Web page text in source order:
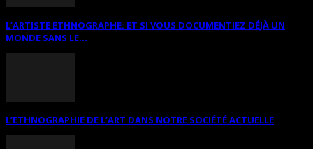
L’ARTISTE ETHNOGRAPHE: ET SI VOUS DOCUMENTIEZ DÉJÀ UN
MONDE SANS LE...
L’ETHNOGRAPHIE DE L’ART DANS NOTRE SOCIÉTÉ ACTUELLE